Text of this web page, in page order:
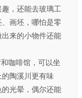
，还能去玻璃工
画坯，哪怕是零
来的小物件还能
咖啡馆，可以坐
陶溪川更有味
光晕，偶尔还能